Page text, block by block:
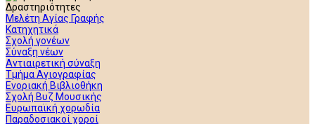
Δραστηριότητες
Μελέτη Αγίας Γραφής
Κατηχητικά
Σχολή γονέων
Σύναξη νέων
Αντιαιρετική σύναξη
Τμήμα Αγιογραφίας
Ενοριακή Βιβλιοθήκη
Σχολή Βυζ Μουσικής
Ευρωπαϊκή χορωδία
Παραδοσιακοί χοροί